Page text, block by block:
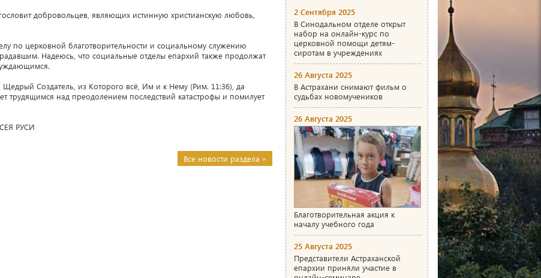
добровольцев, являющих истинную христианскую любовь,
по церковной благотворительности и социальному служению
Надеюсь, что социальные отделы епархий также продолжат
Создатель, из Которого всё, Им и к Нему (Рим. 11:36), да
трудящимся над преодолением последствий катастрофы и помилует
РУСИ
Все новости раздела »
2 Сентября 2025
В Синодальном отделе открыт
набор на онлайн-курс по
церковной помощи детям-
сиротам в учреждениях
26 Августа 2025
В Астрахани снимают фильм о
судьбах новомучеников
26 Августа 2025
Благотворительная акция к
началу учебного года
25 Августа 2025
Представители Астраханской
епархии приняли участие в